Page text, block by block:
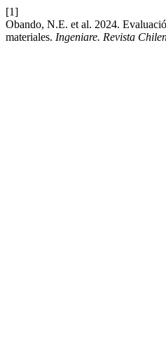
[1]
Obando, N.E. et al. 2024.
materiales. Ingeniare. Revista